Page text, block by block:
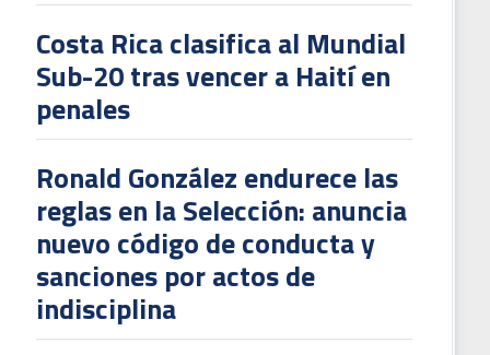
Costa Rica clasifica al Mundial
Sub-20 tras vencer a Haití en
penales
Ronald González endurece las
reglas en la Selección: anuncia
nuevo código de conducta y
sanciones por actos de
indisciplina